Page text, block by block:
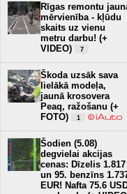
Rīgas remontu
mērvienība - kļūdu
skaits uz vienu
metru darbu! (+
VIDEO)
7
Škoda uzsāk sava
lielākā modeļa,
jaunā krosovera
Peaq, ražošanu (+
FOTO)
1
Šodien (5.08)
degvielai akcijas
cenas: Dīzelis 1.817
un 95. benzīns
EUR! Nafta 75.6